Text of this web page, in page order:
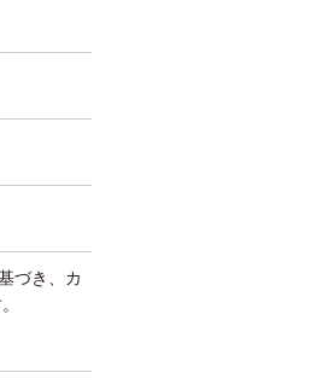
づき、カ